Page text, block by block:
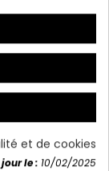
et de cookies
le : 10/02/2025